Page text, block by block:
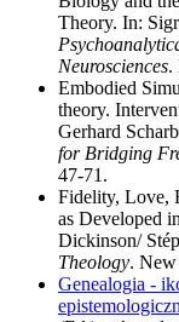
Theory. In:
Neurosciences.
Embodied
theory.
Gerhard
for Bridging
47-71.
Fidelity, Love,
as Developed
Dickinson/
Theology.
Genealogia -